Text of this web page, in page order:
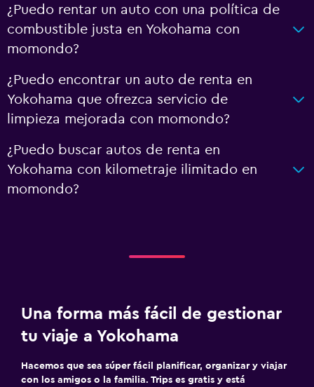
¿Puedo rentar un auto con una política de
combustible justa en Yokohama con
momondo?
¿Puedo encontrar un auto de renta en
Yokohama que ofrezca servicio de
limpieza mejorada con momondo?
¿Puedo buscar autos de renta en
Yokohama con kilometraje ilimitado en
momondo?
Una forma más fácil de gestionar
tu viaje a Yokohama
Hacemos que sea súper fácil planificar, organizar y viajar
con los amigos o la familia. Trips es gratis y está